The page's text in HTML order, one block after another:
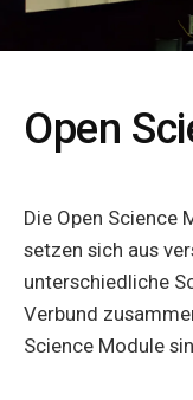
Open
Die Open Science
setzen sich aus
unterschiedliche
Verbund
Science Module